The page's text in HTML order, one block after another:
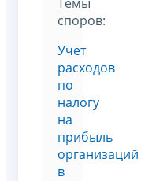
споров:
Учет
расходов
по
налогу
на
прибыль
организаций
в